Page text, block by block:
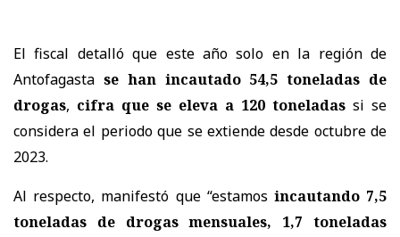
El fiscal detalló que este año solo en la región de
Antofagasta se han incautado 54,5 toneladas de
drogas, cifra que se eleva a 120 toneladas si se
considera el periodo que se extiende desde octubre de
2023.
Al respecto, manifestó que “estamos incautando 7,5
toneladas de drogas mensuales, 1,7 toneladas